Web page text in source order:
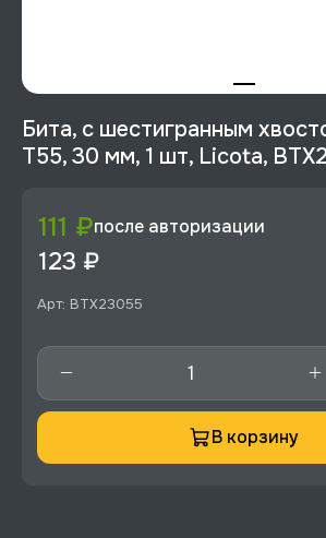
Бита, с шестигранным
T55, 30 мм, 1 шт, Licota,
111 ₽после авторизации
123 ₽
Арт: BTX23055
В корзину